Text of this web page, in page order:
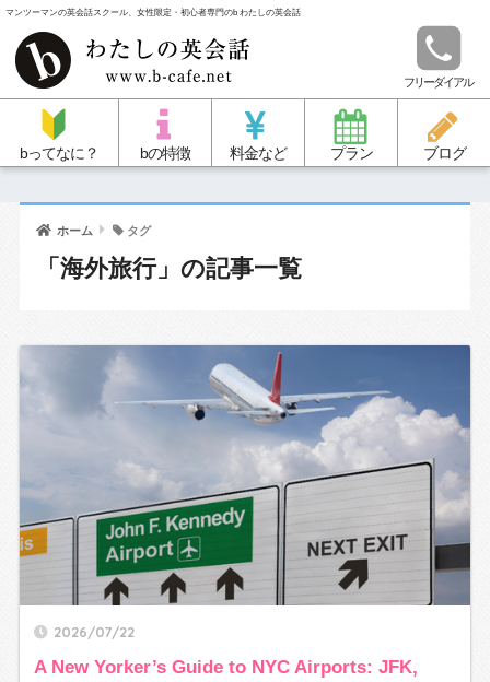
マンツーマンの英会話スクール、女性限定・初心者専門のb わたしの英会話
フリーダイアル
bってなに？ bの特徴 料金など プラン ブログ
ホーム タグ
「海外旅行」の記事一覧
2026/07/22
A New Yorker’s Guide to NYC Airports: JFK,